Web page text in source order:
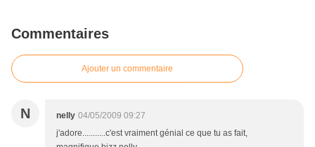
Commentaires
Ajouter un commentaire
N nelly 04/05/2009 09:27
j'adore...........c'est vraiment génial ce que tu as fait,